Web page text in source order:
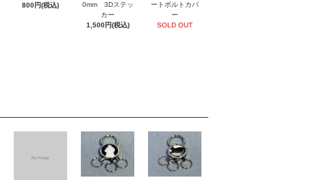
800円(税込)
0mm 3Dステッ
カー
1,500円(税込)
ートボルトカバ
ー
SOLD OUT